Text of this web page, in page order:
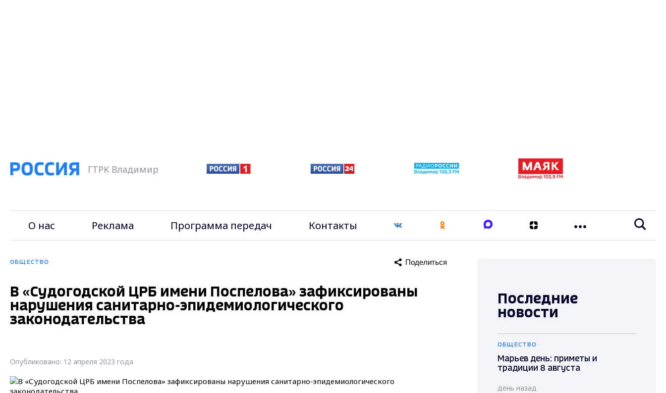
ГТРК Владимир
О нас Реклама Программа передач Контакты
ОБЩЕСТВО Поделиться
В «Судогодской ЦРБ имени Поспелова» зафиксированы
нарушения санитарно-эпидемиологического
законодательства
Опубликовано: 12 апреля 2023 года
Последние
новости
ОБЩЕСТВО
Марьев день: приметы и
традиции 8 августа
день назад